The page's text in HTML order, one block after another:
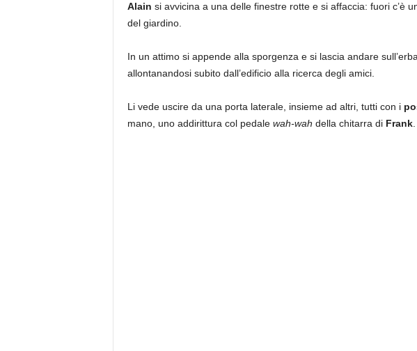
Alain si avvicina a una delle finestre rotte e si affaccia: fuori c’è
del giardino.
In un attimo si appende alla sporgenza e si lascia andare
allontanandosi subito dall’edificio alla ricerca degli amici.
Li vede uscire da una porta laterale, insieme ad altri, tutti con i
mano, uno addirittura col pedale wah-wah della chitarra di Frank.